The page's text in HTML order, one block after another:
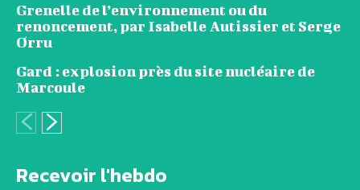
Grenelle de l’environnement ou du
renoncement, par Isabelle Autissier et Serge
Orru
Gard : explosion près du site nucléaire de
Marcoule
Recevoir l'hebdo